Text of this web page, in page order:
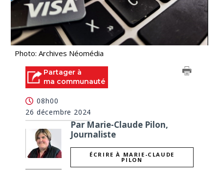
Photo: Archives Néomédia
Partager à
ma communauté
08h00
26 décembre 2024
Par Marie-Claude Pilon,
Journaliste
ÉCRIRE À MARIE-CLAUDE
PILON